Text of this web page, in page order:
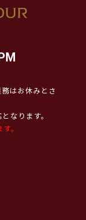
はお休みとさ
なります。
。